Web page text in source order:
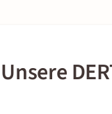
Unsere